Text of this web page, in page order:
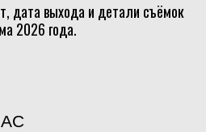
дата выхода и детали съёмок
2026 года.